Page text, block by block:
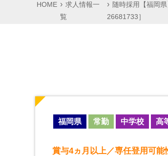
HOME
求人情報一
覧
随時採用【福岡
26681733］
福岡県 常勤 中学校 高
賞与4ヵ月以上／専任登用可